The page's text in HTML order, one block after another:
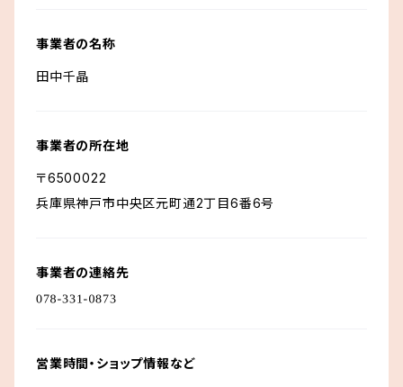
事業者の名称
田中千晶
事業者の所在地
〒6500022
兵庫県神戸市中央区元町通2丁目6番6号
事業者の連絡先
営業時間・ショップ情報など